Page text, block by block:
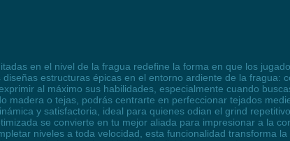
en el nivel de la fragua redefine la forma en que los
estructuras épicas en el entorno ardiente de la fragua:
al máximo sus habilidades, especialmente cuando
madera o tejas, podrás centrarte en perfeccionar tejados
y satisfactoria, ideal para quienes odian el grind
se convierte en tu mejor aliada para impresionar a la
niveles a toda velocidad, esta funcionalidad transforma